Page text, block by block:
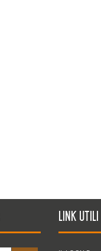
Link utili